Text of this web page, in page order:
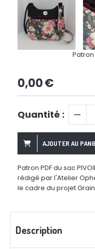
Patron
0,00€
Quantité :
AJOUTER AU
Patron PDF du sac
rédigé par l'Atelier
le cadre du projet
Description